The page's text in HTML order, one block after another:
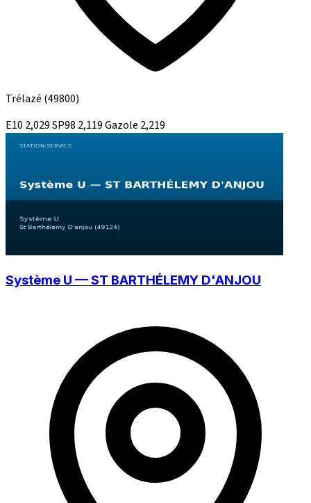
Trélazé (49800)
E10 2,029SP98 2,119Gazole 2,219
Système U — ST BARTHÉLEMY D'ANJOU